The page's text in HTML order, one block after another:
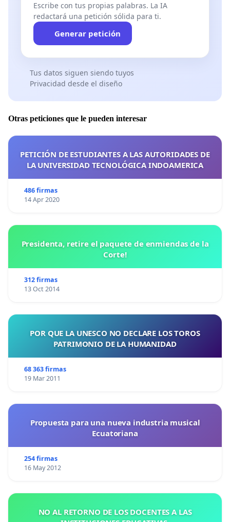
Escribe con tus propias palabras. La IA
redactará una petición sólida para ti.
Generar petición
Tus datos siguen siendo tuyos
Privacidad desde el diseño
Otras peticiones que le pueden interesar
PETICIÓN DE ESTUDIANTES A LAS AUTORIDADES DE
LA UNIVERSIDAD TECNOLÓGICA INDOAMERICA
486 firmas
14 Apr 2020
Presidenta, retire el paquete de enmiendas de la
Corte!
312 firmas
13 Oct 2014
POR QUE LA UNESCO NO DECLARE LOS TOROS
PATRIMONIO DE LA HUMANIDAD
68 363 firmas
19 Mar 2011
Propuesta para una nueva industria musical
Ecuatoriana
254 firmas
16 May 2012
NO AL RETORNO DE LOS DOCENTES A LAS